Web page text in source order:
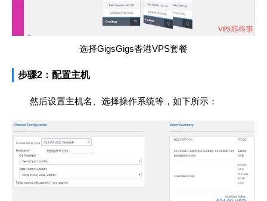
选择GigsGigs香港VPS套餐
步骤2：配置主机
然后设置主机名、选择操作系统等，如下所示：